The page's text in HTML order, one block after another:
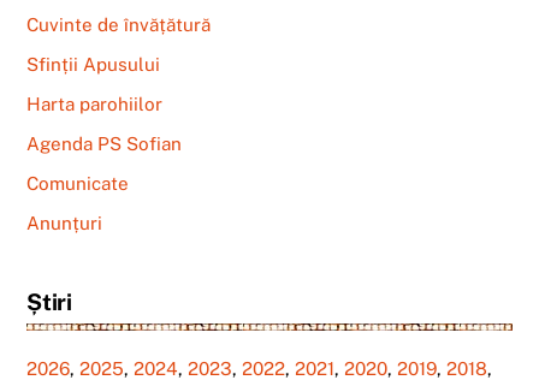
Cuvinte de învățătură
Sfinții Apusului
Harta parohiilor
Agenda PS Sofian
Comunicate
Anunțuri
Știri
2026,2025,2024,2023,2022,2021,2020,2019,2018,